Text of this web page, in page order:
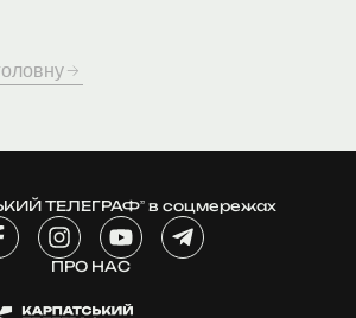
ТЕЛЕГРАФ” в соцмережах
I
n
s
Y
o
u
t
T
e
ПРО НАС